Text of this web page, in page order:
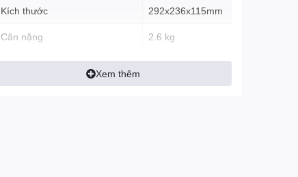
Kích thước 292x236x115mm
Cân nặng 2.6 kg
Xem thêm